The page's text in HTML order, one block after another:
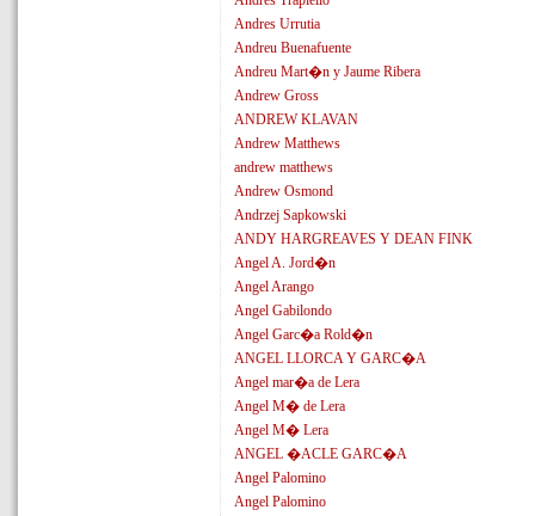
Andres Urrutia
Andreu Buenafuente
Andreu Mart�n y Jaume Ribera
Andrew Gross
ANDREW KLAVAN
Andrew Matthews
andrew matthews
Andrew Osmond
Andrzej Sapkowski
ANDY HARGREAVES Y DEAN FINK
Angel A. Jord�n
Angel Arango
Angel Gabilondo
Angel Garc�a Rold�n
ANGEL LLORCA Y GARC�A
Angel mar�a de Lera
Angel M� de Lera
Angel M� Lera
ANGEL �ACLE GARC�A
Angel Palomino
Angel Palomino